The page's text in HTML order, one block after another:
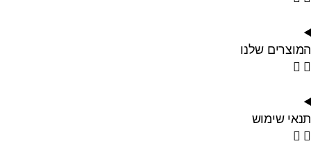
המוצרים שלנו
תנאי שימוש